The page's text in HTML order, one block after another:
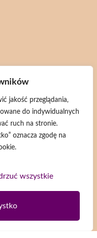
jakość przeglądania,
do indywidualnych
ruch na stronie.
oznacza zgodę na
wszystkie